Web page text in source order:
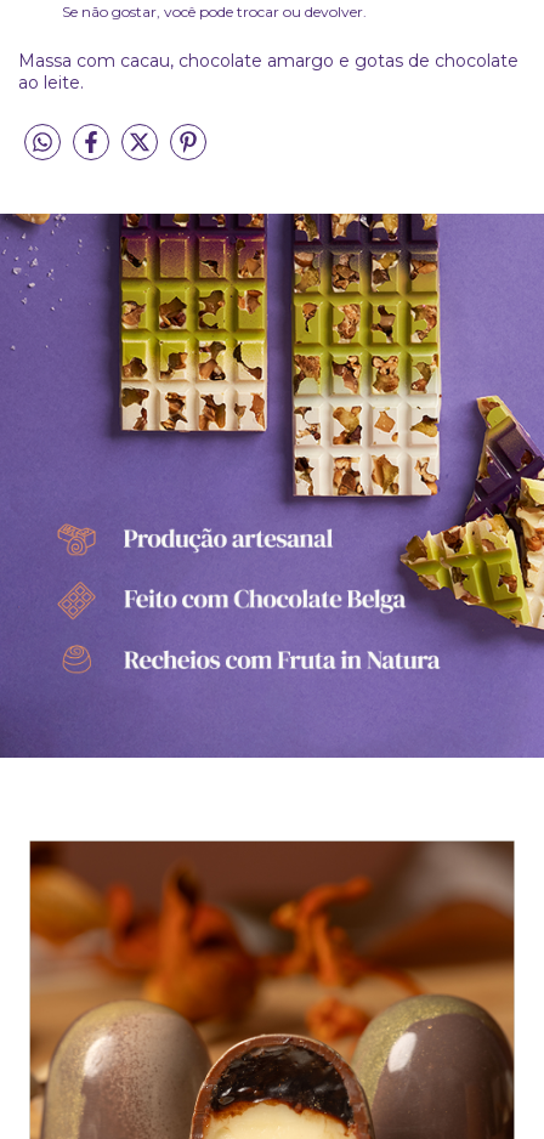
Se não gostar, você pode trocar ou devolver.
Massa com cacau, chocolate amargo e gotas de chocolate
ao leite.